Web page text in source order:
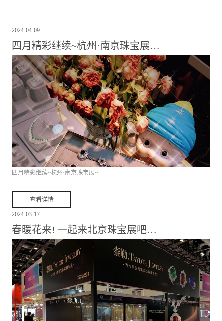
2024-04-09
四月精彩继续~杭州·南京珠宝展…
四月精彩继续~杭州·南京珠宝展~
查看详情
2024-03-17
春暖花来! 一起来北京珠宝展吧…